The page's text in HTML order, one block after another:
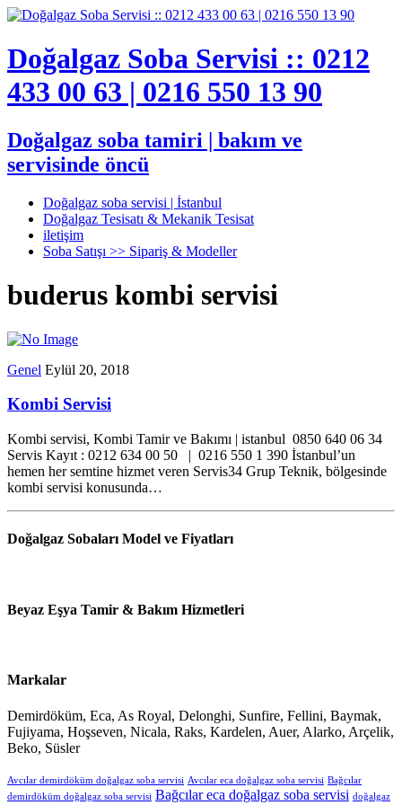
Doğalgaz Soba Servisi :: 0212
433 00 63 | 0216 550 13 90
Doğalgaz soba tamiri | bakım ve
servisinde öncü
Doğalgaz soba servisi | İstanbul
Doğalgaz Tesisatı & Mekanik Tesisat
iletişim
Soba Satışı >> Sipariş & Modeller
buderus kombi servisi
Genel Eylül 20, 2018
Kombi Servisi
Kombi servisi, Kombi Tamir ve Bakımı | istanbul 0850 640 06 34
Servis Kayıt : 0212 634 00 50 | 0216 550 1 390 İstanbul’un
hemen her semtine hizmet veren Servis34 Grup Teknik, bölgesinde
kombi servisi konusunda…
Doğalgaz Sobaları Model ve Fiyatları
Beyaz Eşya Tamir & Bakım Hizmetleri
Markalar
Demirdöküm, Eca, As Royal, Delonghi, Sunfire, Fellini, Baymak,
Fujiyama, Hoşseven, Nicala, Raks, Kardelen, Auer, Alarko, Arçelik,
Beko, Süsler
Avcılar demirdöküm doğalgaz soba servisi Avcılar eca doğalgaz soba servisi Bağcılar
demirdöküm doğalgaz soba servisi Bağcılar eca doğalgaz soba servisi doğalgaz